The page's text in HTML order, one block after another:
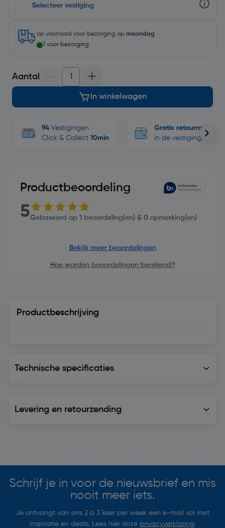
Selecteer vestiging
op voorraad voor bezorging op maandag
1 voor bezorging
Aantal
In winkelwagen
94 Vestigingen
Click & Collect 10min
Gratis retourneren
in de vestigingen
Productbeoordeling
5Gebaseerd op 1 beoordeling(en) & 0 opmerking(en)
Bekijk meer beoordelingen
Hoe worden beoordelingen berekend?
Productbeschrijving
Technische specificaties
Levering en retourzending
Schrijf je in voor de nieuwsbrief en mis
nooit meer iets.
Je ontvangt van ons 2 à 3 keer per week een e-mail vol met
inspiratie en deals. Lees hier onze privacyverklaring.